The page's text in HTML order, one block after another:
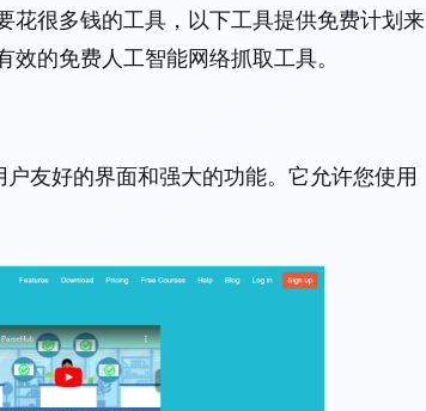
花很多钱的工具，以下工具提供免费计划来
的免费人工智能网络抓取工具。
友好的界面和强大的功能。它允许您使用